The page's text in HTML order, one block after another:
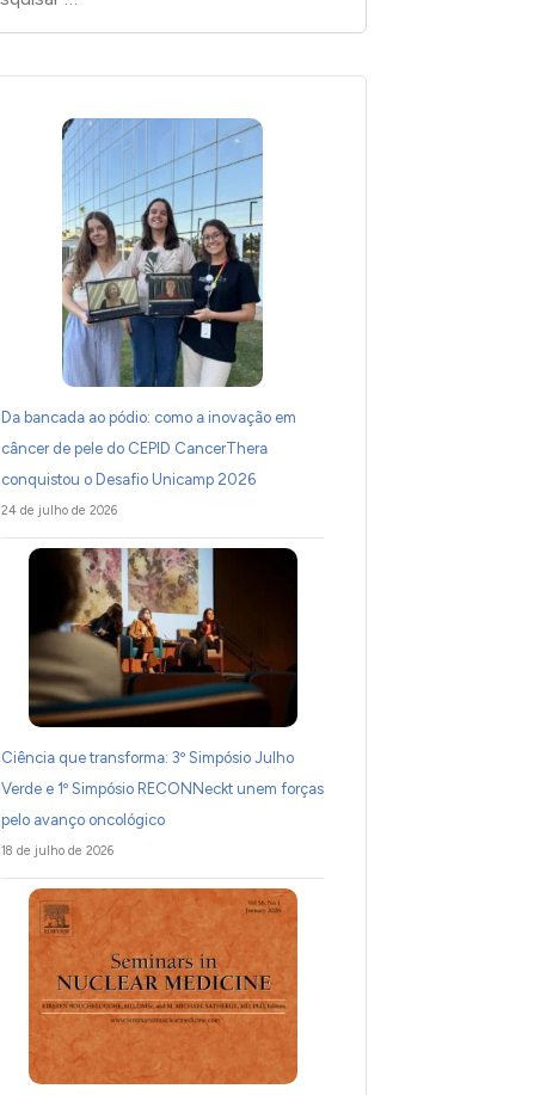
Da bancada ao pódio: como a inovação em
câncer de pele do CEPID CancerThera
conquistou o Desafio Unicamp 2026
24 de julho de 2026
Ciência que transforma: 3º Simpósio Julho
Verde e 1º Simpósio RECONNeckt unem forças
pelo avanço oncológico
18 de julho de 2026